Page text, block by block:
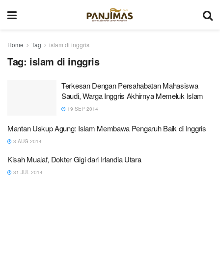
Home Tag islam di inggris
Tag: islam di inggris
Terkesan Dengan Persahabatan Mahasiswa
Saudi, Warga Inggris Akhirnya Memeluk Islam
19 SEP 2014
Mantan Uskup Agung: Islam Membawa Pengaruh Baik di Inggris
3 AUG 2014
Kisah Mualaf, Dokter Gigi dari Irlandia Utara
31 JUL 2014